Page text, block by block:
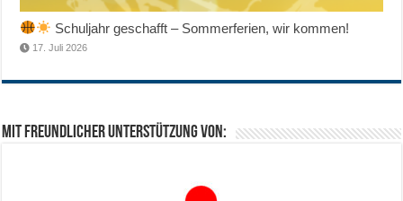
Schuljahr geschafft – Sommerferien, wir kommen!
17. Juli 2026
Mit freundlicher Unterstützung von: